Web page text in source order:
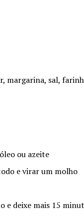
margarina, sal,
ou azeite
e virar um molho
e deixe mais 15